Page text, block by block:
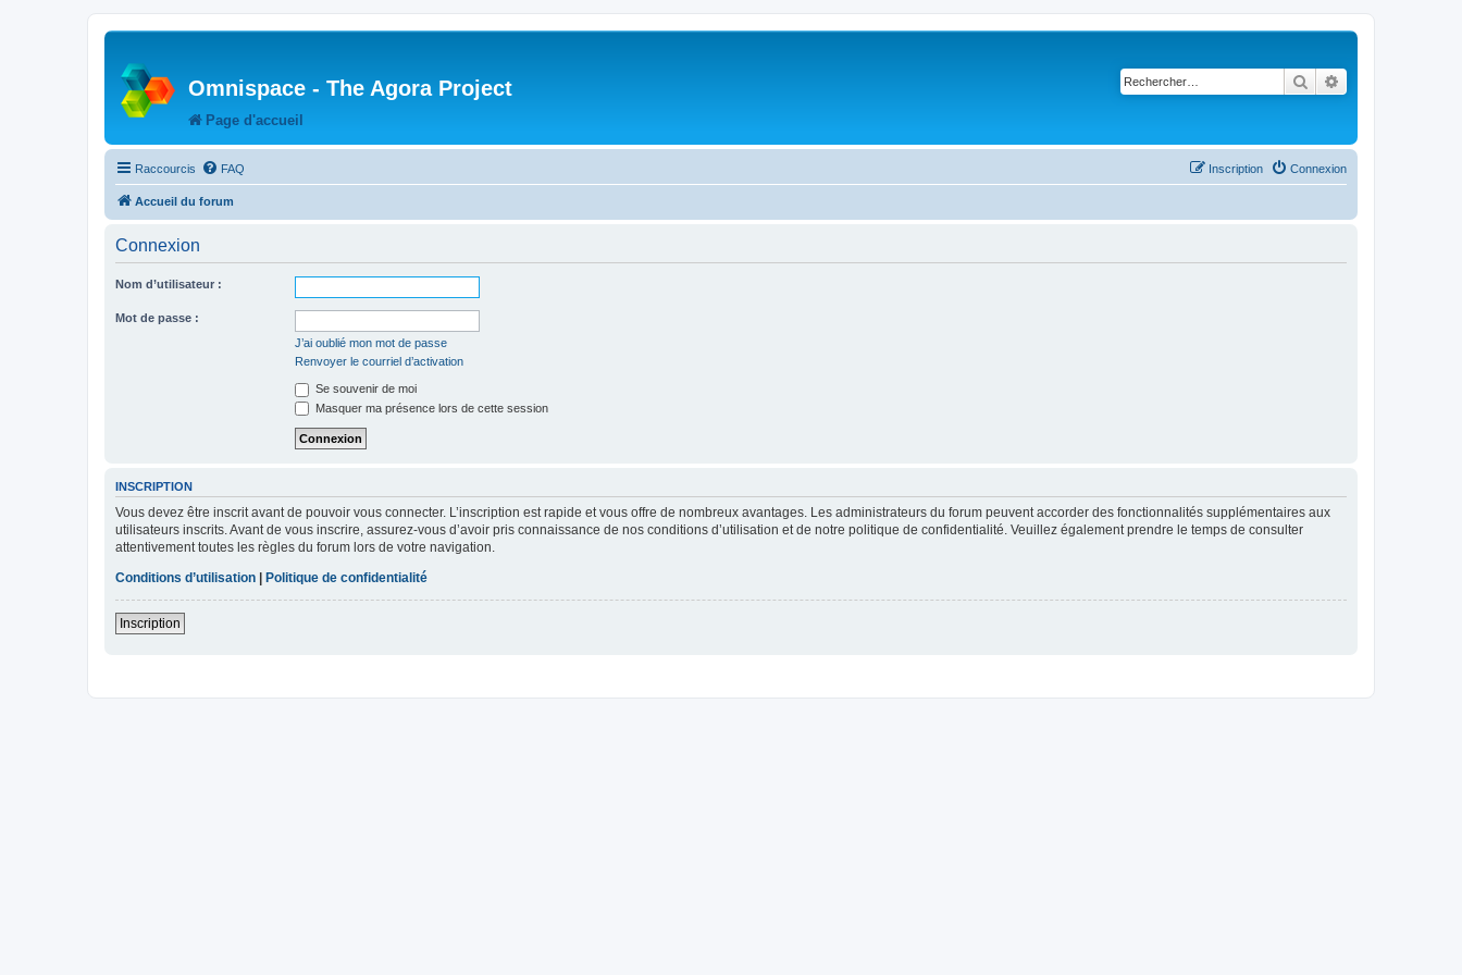
Omnispace - The Agora Project
Page d'accueil
Rechercher
Raccourcis FAQ Connexion
Inscription
Accueil du forum
Connexion
Nom d’utilisateur :
Mot de passe :
J’ai oublié mon mot de passe
Renvoyer le courriel d’activation
Se souvenir de moi
Masquer ma présence lors de cette session
INSCRIPTION
Vous devez être inscrit avant de pouvoir vous connecter. L’inscription est rapide et vous offre de nombreux avantages. Les administrateurs du forum peuvent accorder des fonctionnalités supplémentaires aux
utilisateurs inscrits. Avant de vous inscrire, assurez-vous d’avoir pris connaissance de nos conditions d’utilisation et de notre politique de confidentialité. Veuillez également prendre le temps de consulter
attentivement toutes les règles du forum lors de votre navigation.
Conditions d’utilisation | Politique de confidentialité
Inscription